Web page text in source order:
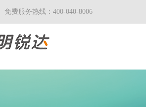
免费服务热线：400-040-8006